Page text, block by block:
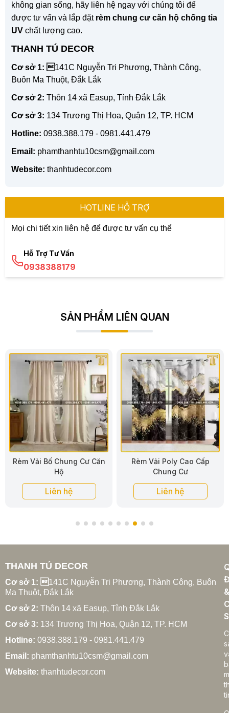
không gian sống, hãy liên hệ ngay với chúng tôi để
được tư vấn và lắp đặt rèm chung cư căn hộ chống tia
UV chất lượng cao.
THANH TÚ DECOR
Cơ sở 1: 141C Nguyễn Tri Phương, Thành Công,
Buôn Ma Thuột, Đắk Lắk
Cơ sở 2: Thôn 14 xã Easup, Tỉnh Đắk Lắk
Cơ sở 3: 134 Trương Thị Hoa, Quận 12, TP. HCM
Hotline: 0938.388.179 - 0981.441.479
Email: phamthanhtu10csm@gmail.com
Website: thanhtudecor.com
HOTLINE HỖ TRỢ
Mọi chi tiết xin liên hệ để được tư vấn cụ thể
Hỗ Trợ Tư Vấn
0938388179
SẢN PHẨM LIÊN QUAN
Rèm Vải Bố Chung Cư Căn
Hộ
Liên hệ
Rèm Vải Poly Cao Cấp
Chung Cư
Liên hệ
THANH TÚ DECOR
Cơ sở 1: 141C Nguyễn Tri Phương, Thành Công, Buôn
Ma Thuột, Đắk Lắk
Cơ sở 2: Thôn 14 xã Easup, Tỉnh Đắk Lắk
Cơ sở 3: 134 Trương Thị Hoa, Quận 12, TP. HCM
Hotline: 0938.388.179 - 0981.441.479
Email: phamthanhtu10csm@gmail.com
Website: thanhtudecor.com
&